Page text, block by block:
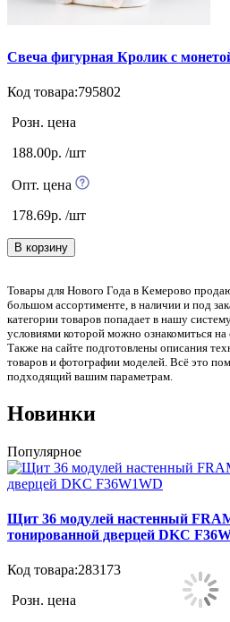
Свеча фигурная Кролик с
Код товара:795802
Розн. цена
188.00р. /шт
Опт. цена
178.69р. /шт
В корзину
Товары для Нового Года в Кемерово
большом ассортименте, в наличии и под
категории товаров попадает в нашу
условиями которой можно ознакомиться на
Также на сайте подготовлены описания
товаров и фотографии моделей. Всё это
подходящий вашим параметрам.
Новинки
Популярное
Щит 36 модулей настенный
тонированной дверцей DKC
Код товара:283173
Розн. цена